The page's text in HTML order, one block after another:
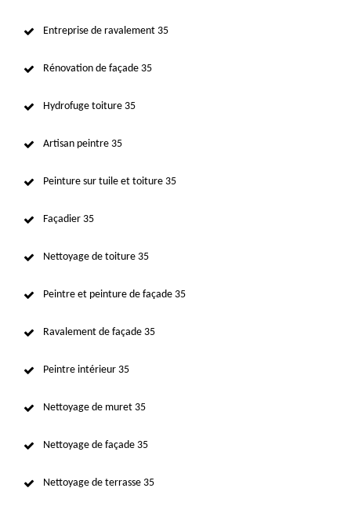
Entreprise de ravalement 35
Rénovation de façade 35
Hydrofuge toiture 35
Artisan peintre 35
Peinture sur tuile et toiture 35
Façadier 35
Nettoyage de toiture 35
Peintre et peinture de façade 35
Ravalement de façade 35
Peintre intérieur 35
Nettoyage de muret 35
Nettoyage de façade 35
Nettoyage de terrasse 35